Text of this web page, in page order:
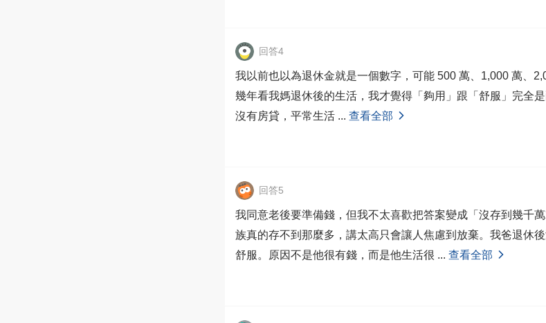
回答4
我以前也以為退休金就是一個數字，可能 500 萬、1,000 萬、
幾年看我媽退休後的生活，我才覺得「夠用」跟「舒服」完全
沒有房貸，平常生活 ... 查看全部
回答5
我同意老後要準備錢，但我不太喜歡把答案變成「沒存到幾千
族真的存不到那麼多，講太高只會讓人焦慮到放棄。我爸退休
舒服。原因不是他很有錢，而是他生活很 ... 查看全部